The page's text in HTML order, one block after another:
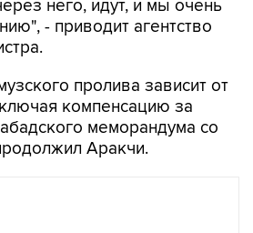
него, идут, и мы очень
- приводит агентство
пролива зависит от
компенсацию за
меморандума со
Аракчи.